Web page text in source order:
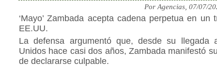
Por Agencias, 07/07/
‘Mayo’ Zambada acepta cadena perpetua en un
EE.UU.
La defensa argumentó que, desde su llegada
Unidos hace casi dos años, Zambada manifestó
de declararse culpable.